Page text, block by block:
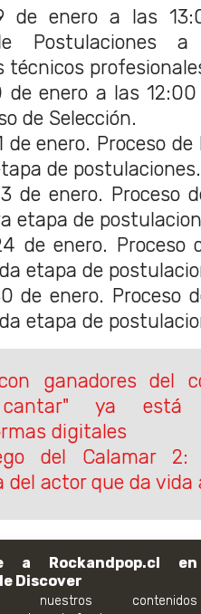
de enero a las
Postulaciones a
de enero a las
de Selección.
de enero. Proceso
de postulaciones.
de enero. Proceso
etapa de
de enero. Proceso
etapa de
de enero. Proceso
etapa de
ganadores del
ya está
digitales
del Calamar 2:
del actor que da vida
a Rockandpop.cl en
Discover
nuestros contenidos